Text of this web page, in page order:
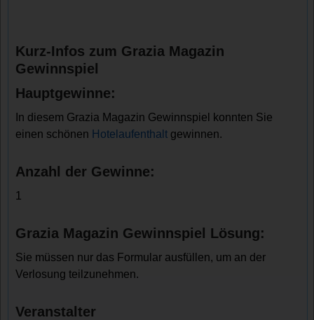
Kurz-Infos zum Grazia Magazin
Gewinnspiel
Hauptgewinne:
In diesem Grazia Magazin Gewinnspiel konnten Sie
einen schönen Hotelaufenthalt gewinnen.
Anzahl der Gewinne:
1
Grazia Magazin Gewinnspiel Lösung:
Sie müssen nur das Formular ausfüllen, um an der
Verlosung teilzunehmen.
Veranstalter